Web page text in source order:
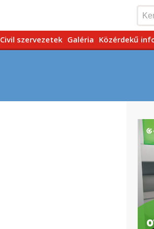
Civil szervezetek Galéria Közérdekű